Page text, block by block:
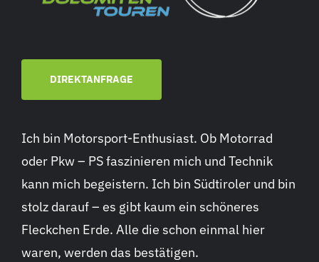
DIREKTANFRAGE
Ich bin Motorsport-Enthusiast. Ob Motorrad
oder Pkw – PS faszinieren mich und Technik
kann mich begeistern. Ich bin Südtiroler und bin
stolz darauf – es gibt kaum ein schöneres
Fleckchen Erde. Alle die schon einmal hier
waren, werden das bestätigen.